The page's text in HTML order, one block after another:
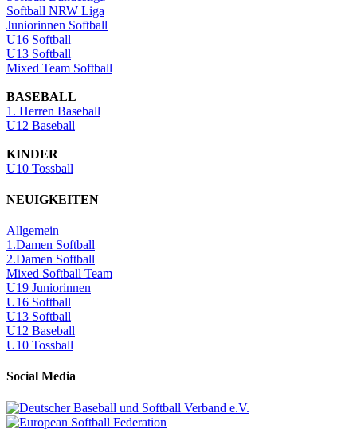
Softball NRW Liga
Juniorinnen Softball
U16 Softball
U13 Softball
Mixed Team Softball
BASEBALL
1. Herren Baseball
U12 Baseball
KINDER
U10 Tossball
NEUIGKEITEN
Allgemein
1.Damen Softball
2.Damen Softball
Mixed Softball Team
U19 Juniorinnen
U16 Softball
U13 Softball
U12 Baseball
U10 Tossball
Social Media